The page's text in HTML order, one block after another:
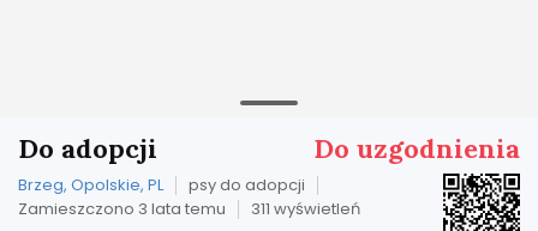
Do uzgodnienia
Do adopcji
Brzeg, Opolskie, PL
psy do adopcji
Zamieszczono 3 lata temu
311 wyświetleń